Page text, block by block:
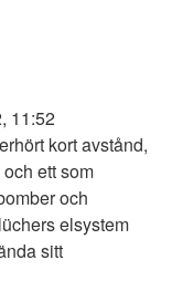
11:52
kort avstånd,
ett som
och
elsystem
sitt